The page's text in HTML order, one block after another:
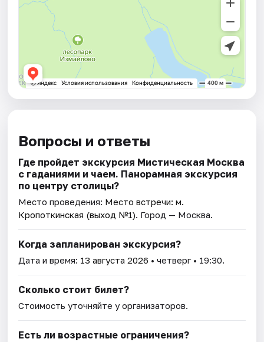
Вопросы и ответы
Где пройдет экскурсия Мистическая Москва
с гаданиями и чаем. Панорамная экскурсия
по центру столицы?
Место проведения: Место встречи: м.
Кропоткинская (выход №1). Город — Москва.
Когда запланирован экскурсия?
Дата и время: 13 августа 2026 • четверг • 19:30.
Сколько стоит билет?
Стоимость уточняйте у организаторов.
Есть ли возрастные ограничения?